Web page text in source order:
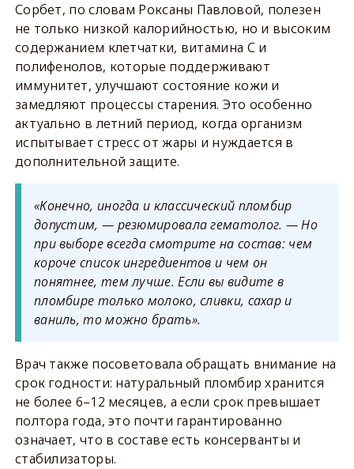
Сорбет, по словам Роксаны Павловой, полезен
не только низкой калорийностью, но и высоким
содержанием клетчатки, витамина С и
полифенолов, которые поддерживают
иммунитет, улучшают состояние кожи и
замедляют процессы старения. Это особенно
актуально в летний период, когда организм
испытывает стресс от жары и нуждается в
дополнительной защите.
«Конечно, иногда и классический пломбир
допустим, — резюмировала гематолог. — Но
при выборе всегда смотрите на состав: чем
короче список ингредиентов и чем он
понятнее, тем лучше. Если вы видите в
пломбире только молоко, сливки, сахар и
ваниль, то можно брать».
Врач также посоветовала обращать внимание на
срок годности: натуральный пломбир хранится
не более 6–12 месяцев, а если срок превышает
полтора года, это почти гарантированно
означает, что в составе есть консерванты и
стабилизаторы.